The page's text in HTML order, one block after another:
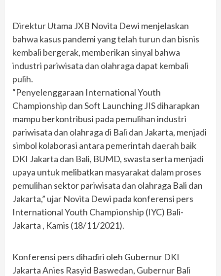
Direktur Utama JXB Novita Dewi menjelaskan
bahwa kasus pandemi yang telah turun dan bisnis
kembali bergerak, memberikan sinyal bahwa
industri pariwisata dan olahraga dapat kembali
pulih.
“Penyelenggaraan International Youth
Championship dan Soft Launching JIS diharapkan
mampu berkontribusi pada pemulihan industri
pariwisata dan olahraga di Bali dan Jakarta, menjadi
simbol kolaborasi antara pemerintah daerah baik
DKI Jakarta dan Bali, BUMD, swasta serta menjadi
upaya untuk melibatkan masyarakat dalam proses
pemulihan sektor pariwisata dan olahraga Bali dan
Jakarta,” ujar Novita Dewi pada konferensi pers
International Youth Championship (IYC) Bali-
Jakarta , Kamis (18/11/2021).
Konferensi pers dihadiri oleh Gubernur DKI
Jakarta Anies Rasyid Baswedan, Gubernur Bali